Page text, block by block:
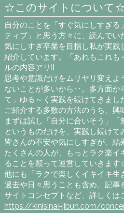
☆このサイトについて☆
自分のことを「すぐ気にしすぎる
ティブ」と思う方々に、読んでい
気にしすぎ卒業を目指し私が実践
紹介しています。「あれもこれも
ルの内容アリ‼
思考や意識だけをムリヤリ変えよ
ないことが多いから‥。多方面か
て」ゆる～く実践を続けてきまし
ご紹介する多数の方法のうち、興
まずは試し「自分に合いそう」「
というものだけを、実践し続けて
皆さんの不安や気にしすぎが、結
たくさんの人が、もっとラク楽イ
ることを願って運営していきま
他にも「ラクで楽しくイキイキ生
過去や日々思うことも含め、記事
サイトコンセプトなど、詳しくは
https://kinisinai-jibun.com/